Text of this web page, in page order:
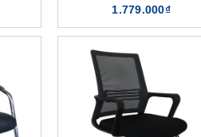
1.779.000₫